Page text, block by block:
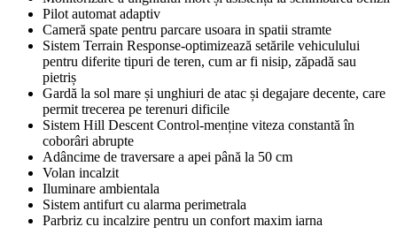
Pilot automat adaptiv
Cameră spate pentru parcare usoara in spatii stramte
Sistem Terrain Response-optimizează setările vehiculului
pentru diferite tipuri de teren, cum ar fi nisip, zăpadă sau
pietriș
Gardă la sol mare și unghiuri de atac și degajare decente, care
permit trecerea pe terenuri dificile
Sistem Hill Descent Control-menține viteza constantă în
coborâri abrupte
Adâncime de traversare a apei până la 50 cm
Volan incalzit
Iluminare ambientala
Sistem antifurt cu alarma perimetrala
Parbriz cu incalzire pentru un confort maxim iarna